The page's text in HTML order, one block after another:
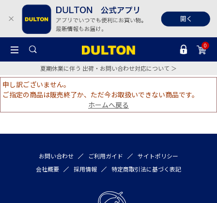
0
夏期休業に伴う 出荷・お問い合わせ対応について ＞
申し訳ございません。
ご指定の商品は販売終了か、ただ今お取扱いできない商品です。
ホームへ戻る
お問い合わせ ご利用ガイド
サイトポリシー
会社概要
採用情報 特定商取引法に基づく表記